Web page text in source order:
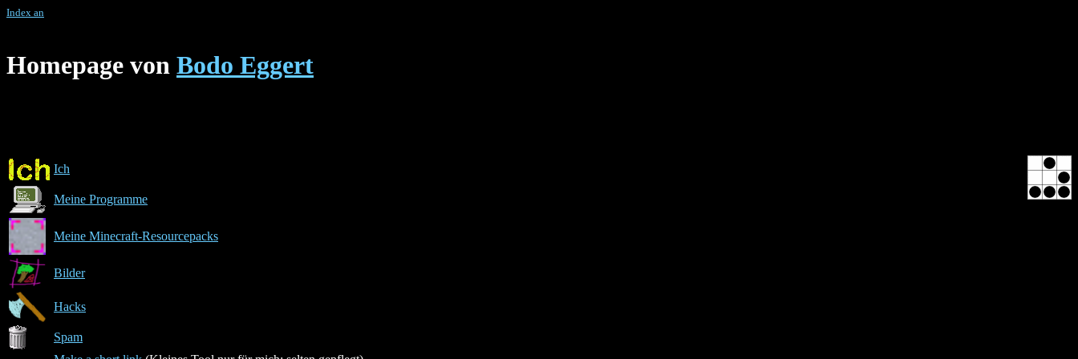
Index an
Homepage von Bodo Eggert
Ich
Meine Programme
Meine Minecraft-Resourcepacks
Bilder
Hacks
Spam